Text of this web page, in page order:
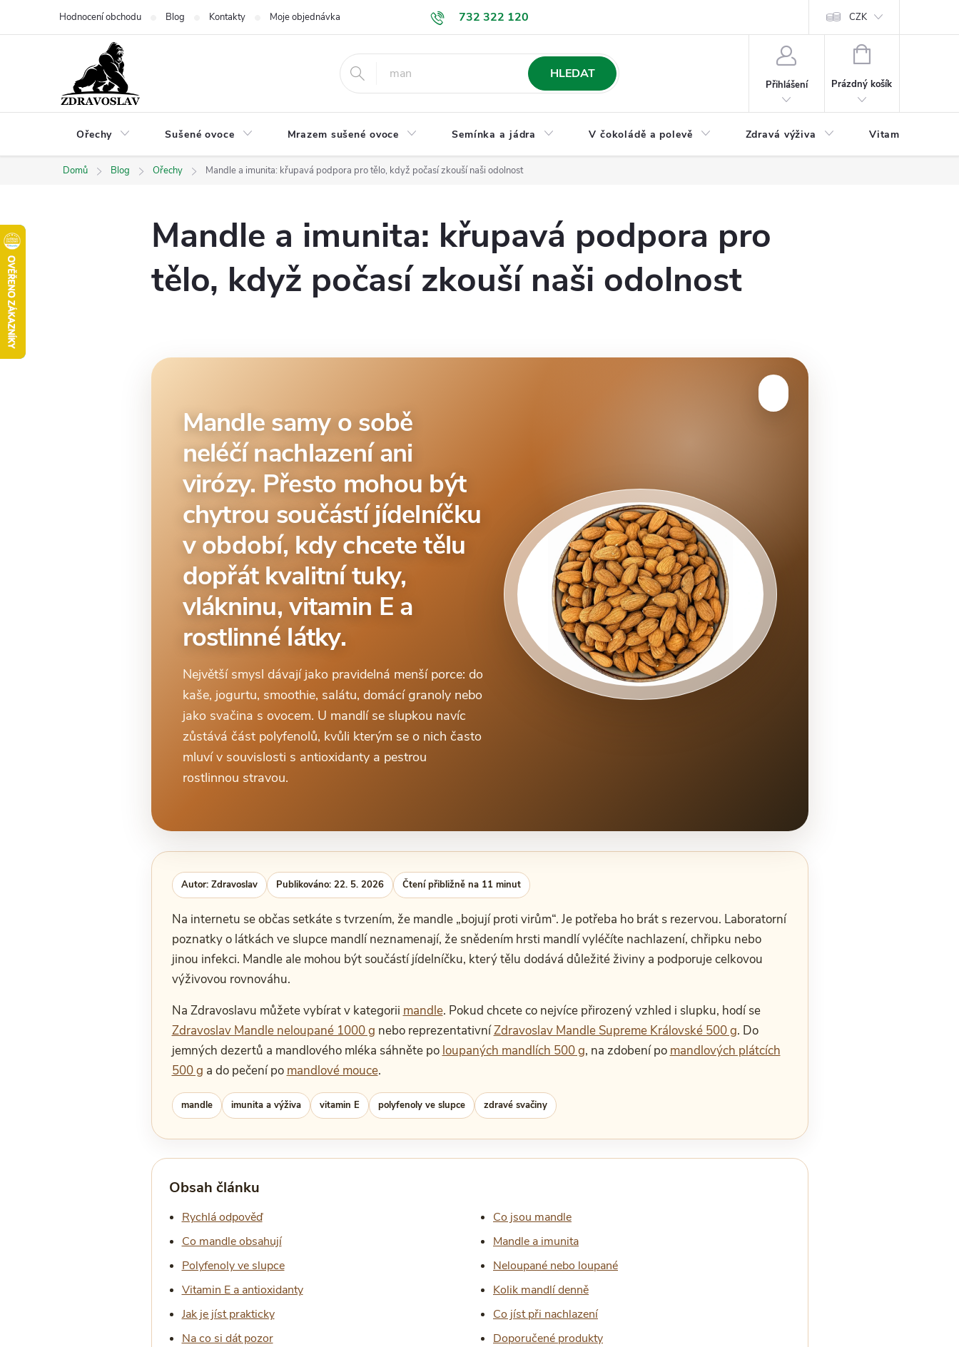
732 322 120
Hodnocení obchodu Blog Kontakty Moje objednávka GDPR a ochrana osobních údajů Jak nakupovat Formulář pro odstoupení od
CZK
HLEDAT
Přihlášení
NÁKUPNÍ
Prázdný košík
Ořechy Sušené ovoce Mrazem sušené ovoce Semínka a jádra V čokoládě a polevě Zdravá výživa Vitamíny a
Domů Blog Ořechy Mandle a imunita: křupavá podpora pro tělo, když počasí zkouší naši odolnost
Mandle a imunita: křupavá podpora pro
tělo, když počasí zkouší naši odolnost
Mandle samy o sobě
neléčí nachlazení ani
virózy. Přesto mohou být
chytrou součástí jídelníčku
v období, kdy chcete tělu
dopřát kvalitní tuky,
vlákninu, vitamin E a
rostlinné látky.
Největší smysl dávají jako pravidelná menší porce: do
kaše, jogurtu, smoothie, salátu, domácí granoly nebo
jako svačina s ovocem. U mandlí se slupkou navíc
zůstává část polyfenolů, kvůli kterým se o nich často
mluví v souvislosti s antioxidanty a pestrou
rostlinnou stravou.
Autor: Zdravoslav Publikováno: 22. 5. 2026 Čtení přibližně na 11 minut
Na internetu se občas setkáte s tvrzením, že mandle „bojují proti virům“. Je potřeba ho brát s rezervou. Laboratorní
poznatky o látkách ve slupce mandlí neznamenají, že snědením hrsti mandlí vyléčíte nachlazení, chřipku nebo
jinou infekci. Mandle ale mohou být součástí jídelníčku, který tělu dodává důležité živiny a podporuje celkovou
výživovou rovnováhu.
Na Zdravoslavu můžete vybírat v kategorii mandle. Pokud chcete co nejvíce přirozený vzhled i slupku, hodí se
Zdravoslav Mandle neloupané 1000 g nebo reprezentativníZdravoslav Mandle Supreme Královské 500 g. Do
jemných dezertů a mandlového mléka sáhněte po loupaných mandlích 500 g, na zdobení po mandlových plátcích
500 g a do pečení po mandlové mouce.
mandle imunita a výživa vitamin E polyfenoly ve slupce zdravé svačiny
Obsah článku
Rychlá odpověď
Co jsou mandle
Co mandle obsahují
Mandle a imunita
Polyfenoly ve slupce
Neloupané nebo loupané
Vitamin E a antioxidanty
Kolik mandlí denně
Jak je jíst prakticky
Co jíst při nachlazení
Na co si dát pozor
Doporučené produkty